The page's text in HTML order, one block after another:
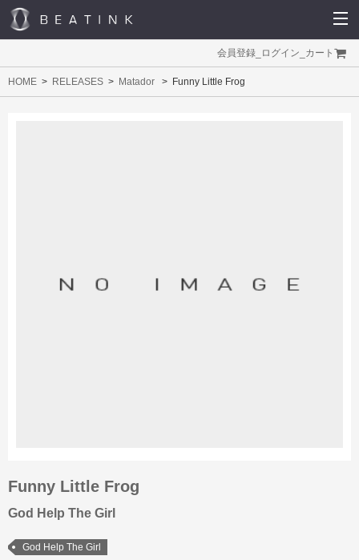
会員登録 ログイン カート
HOME RELEASES Matador Funny Little Frog
Funny Little Frog
God Help The Girl
God Help The Girl